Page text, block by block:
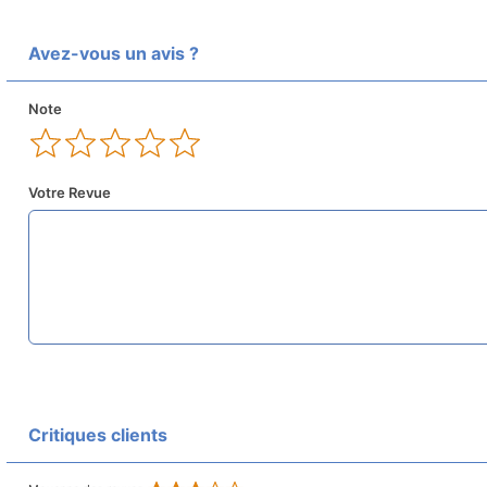
Avez-vous un avis ?
Note
Votre Revue
Critiques clients